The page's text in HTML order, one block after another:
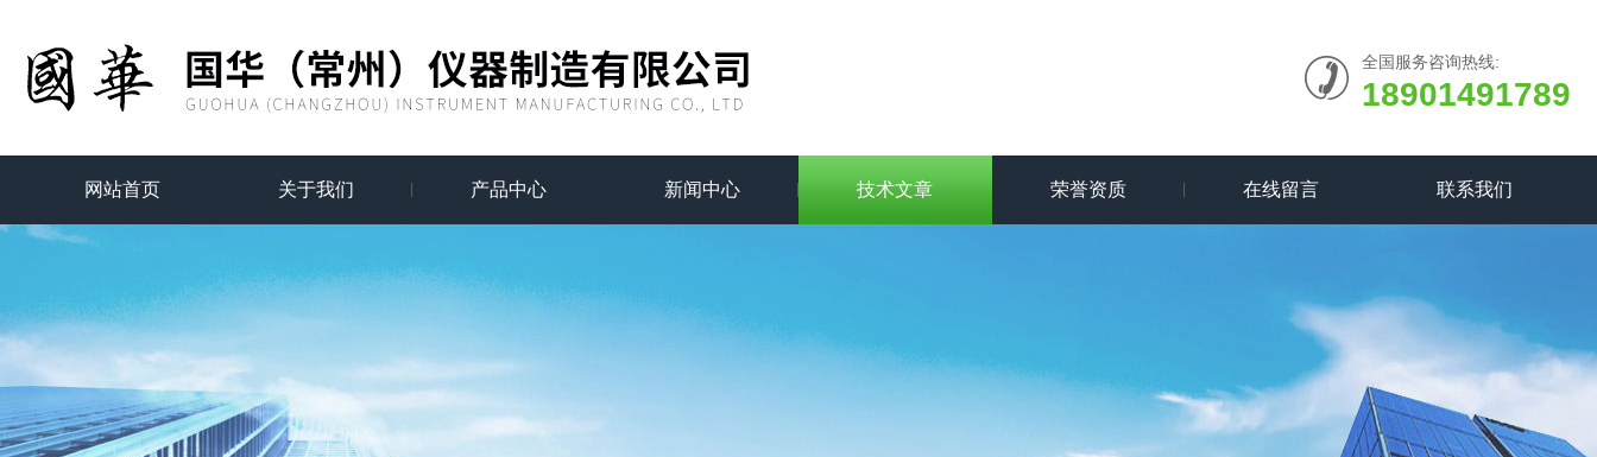
全国服务咨询热线:
18901491789
网站首页 关于我们 产品中心 新闻中心 技术文章 荣誉资质 在线留言 联系我们